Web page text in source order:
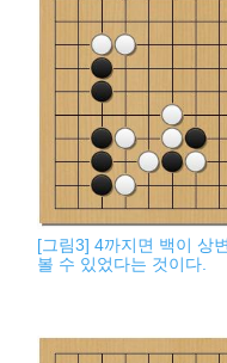
[그림3] 4까지면 백이 상
볼 수 있었다는 것이다.